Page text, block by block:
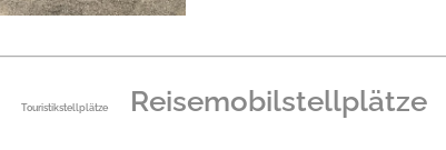
Touristikstellplätze Reisemobilstellplätze